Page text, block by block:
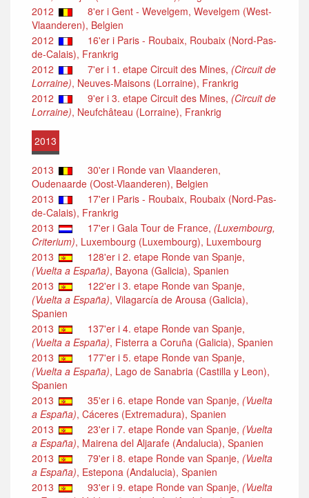
2012
8'er i Gent - Wevelgem, Wevelgem (West-
Vlaanderen), Belgien
2012
16'er i Paris - Roubaix, Roubaix (Nord-Pas-
de-Calais), Frankrig
2012
7'er i 1. etape Circuit des Mines, (Circuit de
Lorraine), Neuves-Maisons (Lorraine), Frankrig
2012
9'er i 3. etape Circuit des Mines, (Circuit de
Lorraine), Neufchâteau (Lorraine), Frankrig
2013
2013
30'er i Ronde van Vlaanderen,
Oudenaarde (Oost-Vlaanderen), Belgien
2013
17'er i Paris - Roubaix, Roubaix (Nord-Pas-
de-Calais), Frankrig
2013
17'er i Gala Tour de France, (Luxembourg,
Criterium), Luxembourg (Luxembourg), Luxembourg
2013
128'er i 2. etape Ronde van Spanje,
(Vuelta a España), Bayona (Galicia), Spanien
2013
122'er i 3. etape Ronde van Spanje,
(Vuelta a España), Vilagarcía de Arousa (Galicia),
Spanien
2013
137'er i 4. etape Ronde van Spanje,
(Vuelta a España), Fisterra a Coruña (Galicia), Spanien
2013
177'er i 5. etape Ronde van Spanje,
(Vuelta a España), Lago de Sanabria (Castilla y Leon),
Spanien
2013
35'er i 6. etape Ronde van Spanje, (Vuelta
a España), Cáceres (Extremadura), Spanien
2013
23'er i 7. etape Ronde van Spanje, (Vuelta
a España), Mairena del Aljarafe (Andalucia), Spanien
2013
79'er i 8. etape Ronde van Spanje, (Vuelta
a España), Estepona (Andalucia), Spanien
2013
93'er i 9. etape Ronde van Spanje, (Vuelta